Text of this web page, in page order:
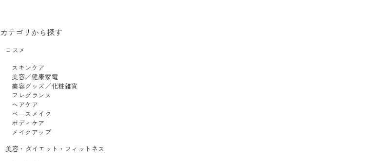
カテゴリから探す
コスメ
スキンケア
美容／健康家電
美容グッズ／化粧雑貨
フレグランス
ヘアケア
ベースメイク
ボディケア
メイクアップ
美容・ダイエット・フィットネス